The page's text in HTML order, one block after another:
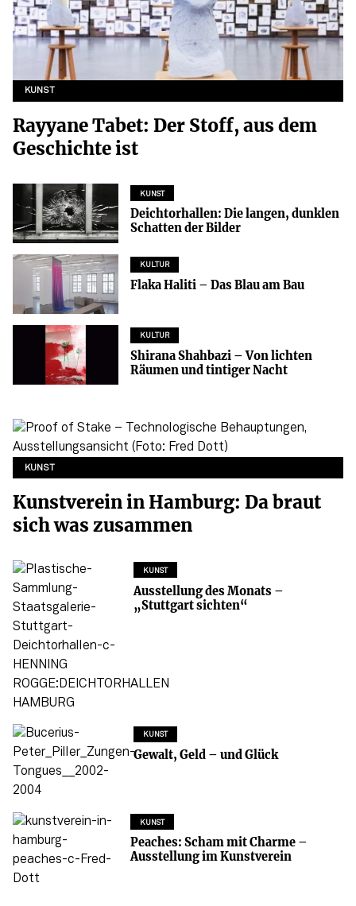
KUNST
Rayyane Tabet: Der Stoff, aus dem
Geschichte ist
KUNST
Deichtorhallen: Die langen, dunklen
Schatten der Bilder
KULTUR
Flaka Haliti – Das Blau am Bau
KULTUR
Shirana Shahbazi – Von lichten
Räumen und tintiger Nacht
KUNST
Kunstverein in Hamburg: Da braut
sich was zusammen
KUNST
Ausstellung des Monats –
„Stuttgart sichten“
KUNST
Gewalt, Geld – und Glück
KUNST
Peaches: Scham mit Charme –
Ausstellung im Kunstverein